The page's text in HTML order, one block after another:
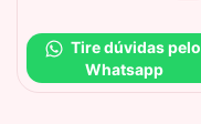
Tire dúvidas pelo
Whatsapp